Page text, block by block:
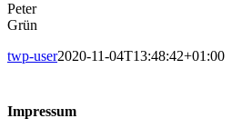
Peter
Grün
twp-user2020-11-04T13:48:42+01:00
Impressum